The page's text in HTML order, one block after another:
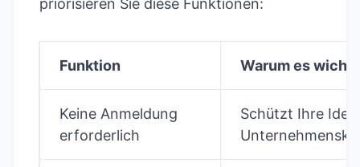
priorisieren Sie diese Funktionen:
Funktion Warum es
Keine Anmeldung
erforderlich
Schützt Ihre